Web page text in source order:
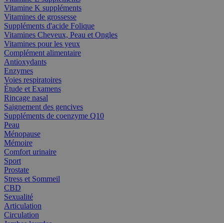
Vitamine K suppléments
Vitamines de grossesse
Suppléments d'acide Folique
Vitamines Cheveux, Peau et Ongles
Vitamines pour les yeux
Complément alimentaire
Antioxydants
Enzymes
Voies respiratoires
Étude et Examens
Rincage nasal
Saignement des gencives
Suppléments de coenzyme Q10
Peau
Ménopause
Mémoire
Comfort urinaire
Sport
Prostate
Stress et Sommeil
CBD
Sexualité
Articulation
Circulation